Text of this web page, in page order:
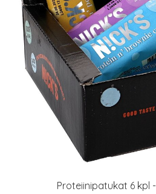
Proteiinipatukat 6 kpl